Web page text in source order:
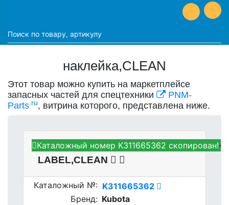
наклейка,CLEAN
Этот товар можно купить на маркетплейсе
запасных частей для спецтехники
PNM-
Parts.ru, витрина которого, представлена ниже.
Kubota K311665362 -
LABEL,CLEAN
Каталожный №: K311665362
Бренд: Kubota
Каталожный номер K311665362 скопирован!